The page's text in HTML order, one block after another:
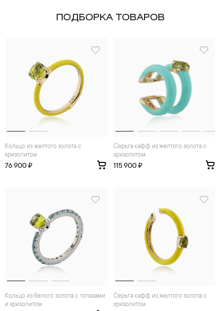
ПОДБОРКА ТОВАРОВ
Кольцо из желтого золота с
хризолитом
76 900 ₽
Серьга кафф из желтого золота с
хризолитом
115 900 ₽
Кольцо из белого золота с топазами
и хризолитом
Серьга кафф из желтого золота с
хризолитом